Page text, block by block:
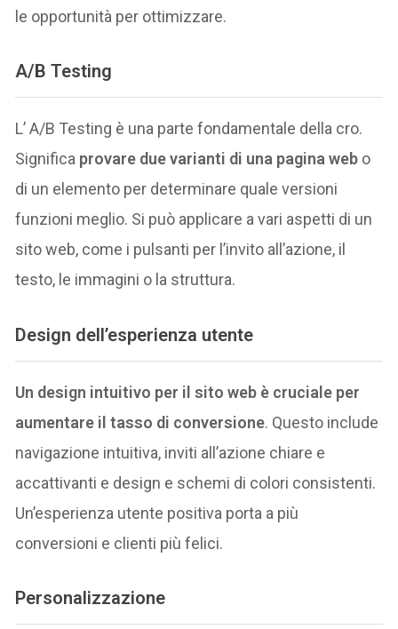
le opportunità per ottimizzare.
A/B Testing
L’ A/B Testing è una parte fondamentale della cro.
Significa provare due varianti di una pagina web o
di un elemento per determinare quale versioni
funzioni meglio. Si può applicare a vari aspetti di un
sito web, come i pulsanti per l’invito all’azione, il
testo, le immagini o la struttura.
Design dell’esperienza utente
Un design intuitivo per il sito web è cruciale per
aumentare il tasso di conversione. Questo include
navigazione intuitiva, inviti all’azione chiare e
accattivanti e design e schemi di colori consistenti.
Un’esperienza utente positiva porta a più
conversioni e clienti più felici.
Personalizzazione